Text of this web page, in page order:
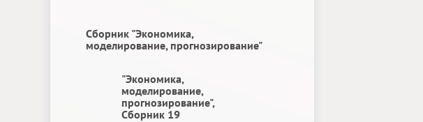
Сборник "Экономика,
моделирование, прогнозирование"
"Экономика,
моделирование,
прогнозирование",
Сборник 19